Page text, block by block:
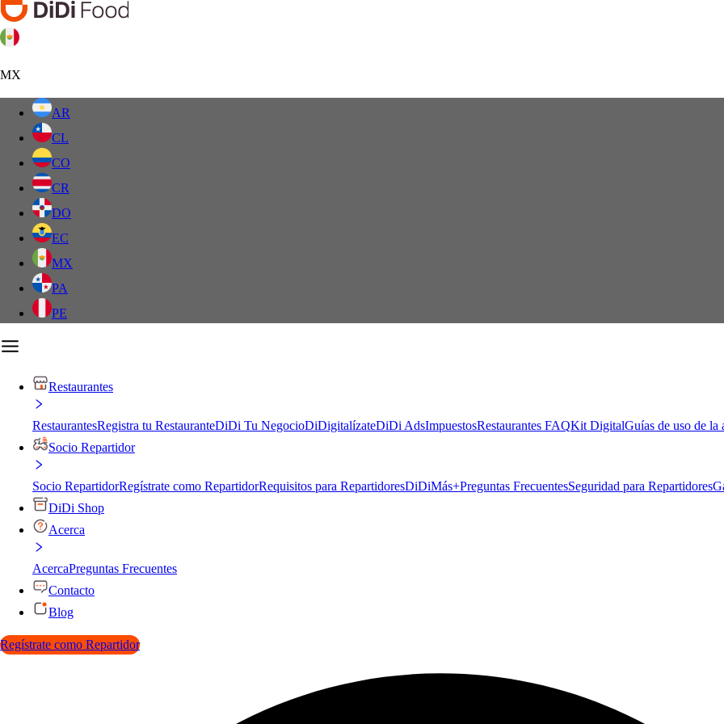
MX
AR
CL
CO
CR
DO
EC
MX
PA
PE
Restaurantes
RestaurantesRegistra tu RestauranteDiDi Tu NegocioDiDigitalízateDiDi AdsImpuestosRestaurantes FAQKit DigitalGuías de uso de la
Socio Repartidor
Socio RepartidorRegístrate como RepartidorRequisitos para RepartidoresDiDiMás+Preguntas FrecuentesSeguridad para Repartidores
DiDi Shop
Acerca
AcercaPreguntas Frecuentes
Contacto
Blog
Regístrate como Repartidor